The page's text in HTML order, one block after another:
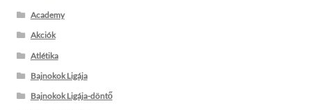
Academy
Akciók
Atlétika
Bajnokok Ligája
Bajnokok Ligája-döntő